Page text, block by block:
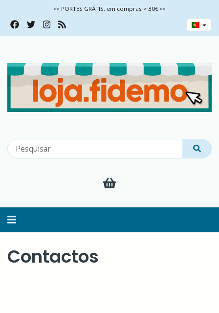
👀 PORTES GRÁTIS, em compras > 30€ 👀
Alternar
Contactos